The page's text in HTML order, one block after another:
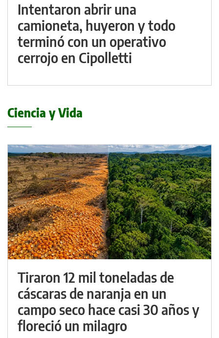
Intentaron abrir una
camioneta, huyeron y todo
terminó con un operativo
cerrojo en Cipolletti
Ciencia y Vida
Tiraron 12 mil toneladas de
cáscaras de naranja en un
campo seco hace casi 30 años y
floreció un milagro